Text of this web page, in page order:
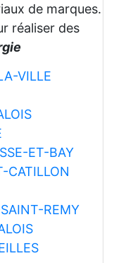
de marques.
réaliser des
VILLE
ET-BAY
CATILLON
REMY